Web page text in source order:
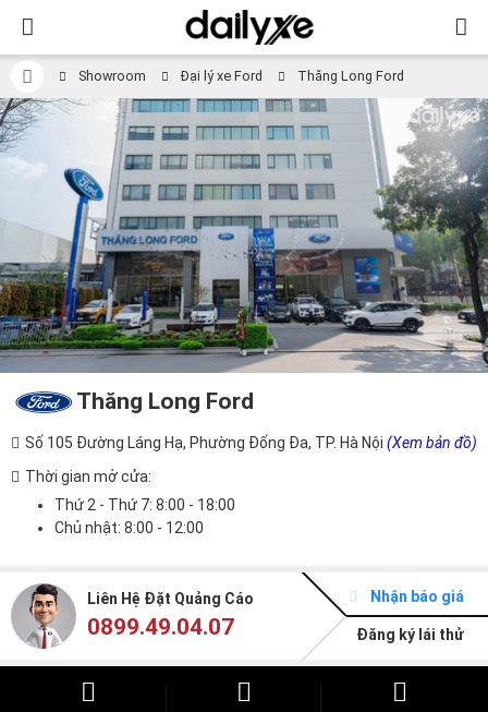
Showroom Đại lý xe Ford Thăng Long Ford
Thăng Long Ford
Số 105 Đường Láng Hạ, Phường Đống Đa, TP. Hà Nội (Xem bản đồ)
Thời gian mở cửa:
Thứ 2 - Thứ 7: 8:00 - 18:00
Chủ nhật: 8:00 - 12:00
Liên Hệ Đặt Quảng Cáo
0899.49.04.07
Nhận báo giá
Đăng ký lái thử